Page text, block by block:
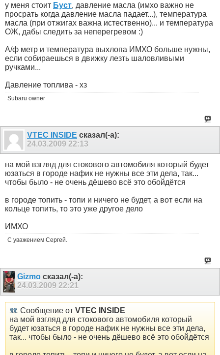
у меня стоит Буст, давление масла (имхо важно не
просрать когда давление масла падает...), температура
масла (при отжигах важна истественно)... и температура
ОЖ, дабы следить за неперегревом :)
А/ф метр и температура выхлопа ИМХО больше нужны,
если собираешься в движку лезть шаловливыми
ручками...
Давление топлива - хз
Subaru owner
VTEC INSIDE сказал(-а):
24.03.2009 22:13
на мой взгляд для стокового автомобиля который будет
юзаться в городе нафик не нужны все эти дела, так...
чтобы было - не очень дёшево всё это обойдётся
в городе топить - топи и ничего не будет, а вот если на
кольце топить, то это уже другое дело
ИМХО
С уважением Сергей.
Gizmoсказал(-а):
24.03.2009 22:21
Сообщение от VTEC INSIDE
на мой взгляд для стокового автомобиля который
будет юзаться в городе нафик не нужны все эти дела,
так... чтобы было - не очень дёшево всё это обойдётся